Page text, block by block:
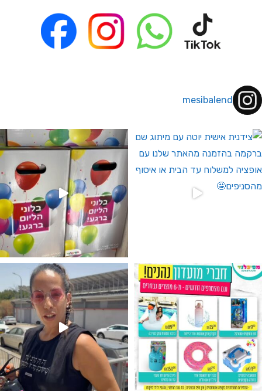
mesibalend
לחברי מועדון ומצטרפים חדשים🤍
מין העובר רק במסיבלנד !! קיים